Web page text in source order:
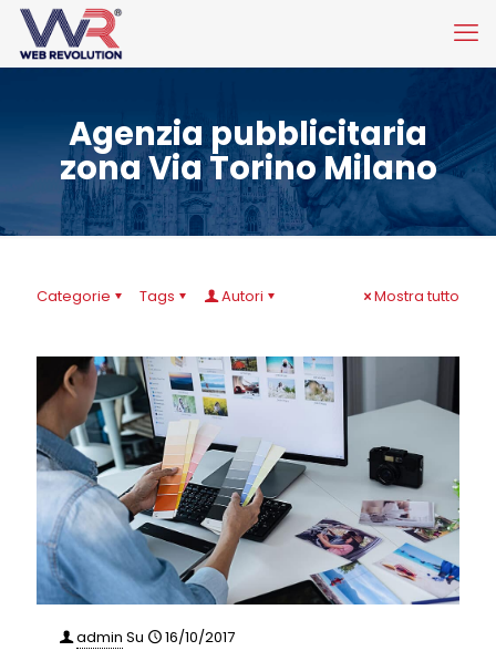
Agenzia pubblicitaria
zona Via Torino Milano
Categorie Tags Autori Mostra tutto
admin Su 16/10/2017